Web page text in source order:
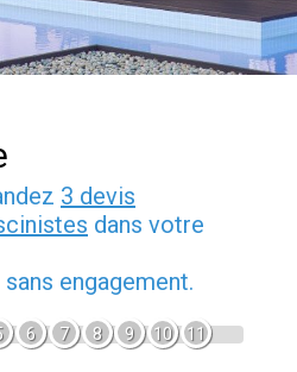
3 devis
dans votre
engagement.
6 7 8 9 10 11